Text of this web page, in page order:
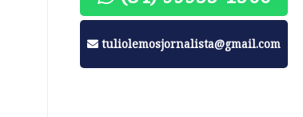
tuliolemosjornalista@gmail.com